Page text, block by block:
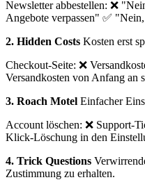
Newsletter abbestellen: ❌
Angebote verpassen" ✅
2. Hidden Costs Kosten erst
Checkout-Seite: ❌
Versandkosten von Anfang an
3. Roach Motel Einfacher
Account löschen: ❌ Support-
Klick-Löschung in den
4. Trick Questions
Zustimmung zu erhalten.